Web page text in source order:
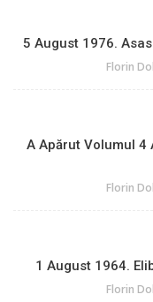
5 August 1976.
Florin
A Apărut Volumul 4
Florin
1 August 1964.
Florin